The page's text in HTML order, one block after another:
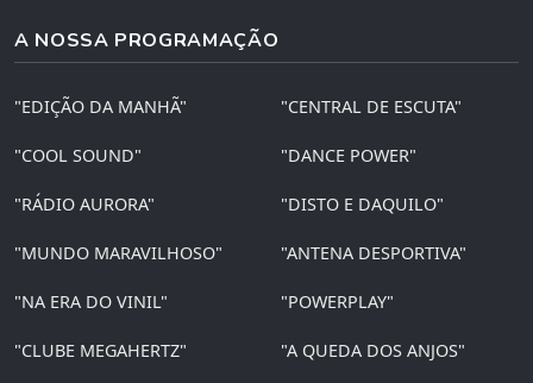
A NOSSA PROGRAMAÇÃO
"EDIÇÃO DA MANHÃ" "CENTRAL DE ESCUTA"
"COOL SOUND" "DANCE POWER"
"RÁDIO AURORA" "DISTO E DAQUILO"
"MUNDO MARAVILHOSO" "ANTENA DESPORTIVA"
"NA ERA DO VINIL" "POWERPLAY"
"CLUBE MEGAHERTZ" "A QUEDA DOS ANJOS"